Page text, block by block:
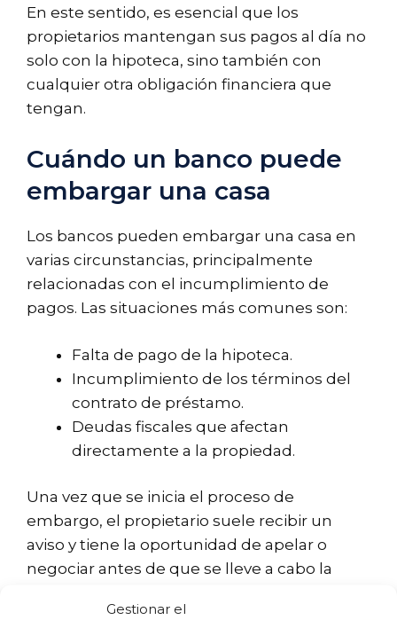
Gestionar el
En este sentido, es esencial que los
propietarios mantengan sus pagos al día no
solo con la hipoteca, sino también con
cualquier otra obligación financiera que
tengan.
Cuándo un banco puede
embargar una casa
Los bancos pueden embargar una casa en
varias circunstancias, principalmente
relacionadas con el incumplimiento de
pagos. Las situaciones más comunes son:
Falta de pago de la hipoteca.
Incumplimiento de los términos del
contrato de préstamo.
Deudas fiscales que afectan
directamente a la propiedad.
Una vez que se inicia el proceso de
embargo, el propietario suele recibir un
aviso y tiene la oportunidad de apelar o
negociar antes de que se lleve a cabo la